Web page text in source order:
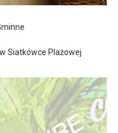
Siatkówce Plażowej